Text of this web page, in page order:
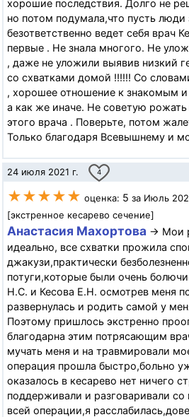
хорошие последствия. Долго не
но потом подумала,что пусть люди
безответственно ведет себя врач
первые . Не знала многого. Не
, даже не уложили выявив низкий
со схватками домой !!!!!! Со
, хорошее отношение к знакомым
а как же иначе. Не советую
этого врача . Поверьте, потом
Только благодаря Всевышнему и
24 июля 2021 г. 4
★★★★★ оценка: 5 за Июль
[экстренное кесарево сечение]
Анастасия Махортова → Мои
идеально, все схватки прожила
джакузи,практически
потуги,которые были очень
Н.С. и Кесова Е.Н. осмотрев меня
развернулась и родить самой у
Поэтому пришлось экстренно
благодарна этим потрясающим
мучать меня и на травмировали
операция прошла быстро,больно
оказалось в кесарево нет ничего
поддерживали и разговаривали
всей операции,я